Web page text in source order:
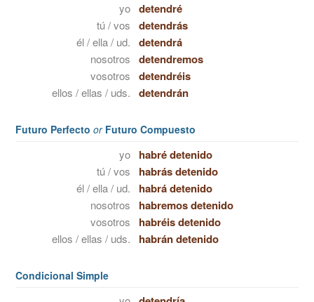
yo detendré
tú / vos detendrás
él / ella / ud. detendrá
nosotros detendremos
vosotros detendréis
ellos / ellas / uds. detendrán
Futuro Perfecto orFuturo Compuesto
yo habré detenido
tú / vos habrás detenido
él / ella / ud. habrá detenido
nosotros habremos detenido
vosotros habréis detenido
ellos / ellas / uds. habrán detenido
Condicional Simple